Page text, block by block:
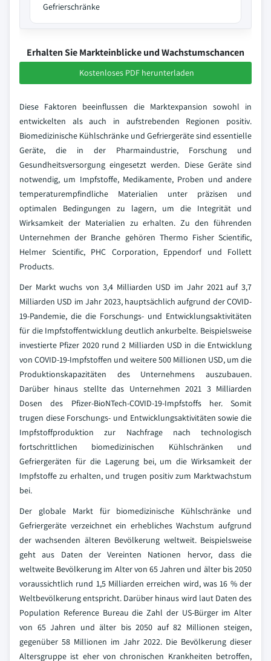
Gefrierschränke
Erhalten Sie Markteinblicke und Wachstumschancen
Kostenloses PDF herunterladen
Diese Faktoren beeinflussen die Marktexpansion sowohl in
entwickelten als auch in aufstrebenden Regionen positiv.
Biomedizinische Kühlschränke und Gefriergeräte sind essentielle
Geräte, die in der Pharmaindustrie, Forschung und
Gesundheitsversorgung eingesetzt werden. Diese Geräte sind
notwendig, um Impfstoffe, Medikamente, Proben und andere
temperaturempfindliche Materialien unter präzisen und
optimalen Bedingungen zu lagern, um die Integrität und
Wirksamkeit der Materialien zu erhalten. Zu den führenden
Unternehmen der Branche gehören Thermo Fisher Scientific,
Helmer Scientific, PHC Corporation, Eppendorf und Follett
Products.
Der Markt wuchs von 3,4 Milliarden USD im Jahr 2021 auf 3,7
Milliarden USD im Jahr 2023, hauptsächlich aufgrund der COVID-
19-Pandemie, die die Forschungs- und Entwicklungsaktivitäten
für die Impfstoffentwicklung deutlich ankurbelte. Beispielsweise
investierte Pfizer 2020 rund 2 Milliarden USD in die Entwicklung
von COVID-19-Impfstoffen und weitere 500 Millionen USD, um die
Produktionskapazitäten des Unternehmens auszubauen.
Darüber hinaus stellte das Unternehmen 2021 3 Milliarden
Dosen des Pfizer-BioNTech-COVID-19-Impfstoffs her. Somit
trugen diese Forschungs- und Entwicklungsaktivitäten sowie die
Impfstoffproduktion zur Nachfrage nach technologisch
fortschrittlichen biomedizinischen Kühlschränken und
Gefriergeräten für die Lagerung bei, um die Wirksamkeit der
Impfstoffe zu erhalten, und trugen positiv zum Marktwachstum
bei.
Der globale Markt für biomedizinische Kühlschränke und
Gefriergeräte verzeichnet ein erhebliches Wachstum aufgrund
der wachsenden älteren Bevölkerung weltweit. Beispielsweise
geht aus Daten der Vereinten Nationen hervor, dass die
weltweite Bevölkerung im Alter von 65 Jahren und älter bis 2050
voraussichtlich rund 1,5 Milliarden erreichen wird, was 16 % der
Weltbevölkerung entspricht. Darüber hinaus wird laut Daten des
Population Reference Bureau die Zahl der US-Bürger im Alter
von 65 Jahren und älter bis 2050 auf 82 Millionen steigen,
gegenüber 58 Millionen im Jahr 2022. Die Bevölkerung dieser
Altersgruppe ist eher von chronischen Krankheiten betroffen,